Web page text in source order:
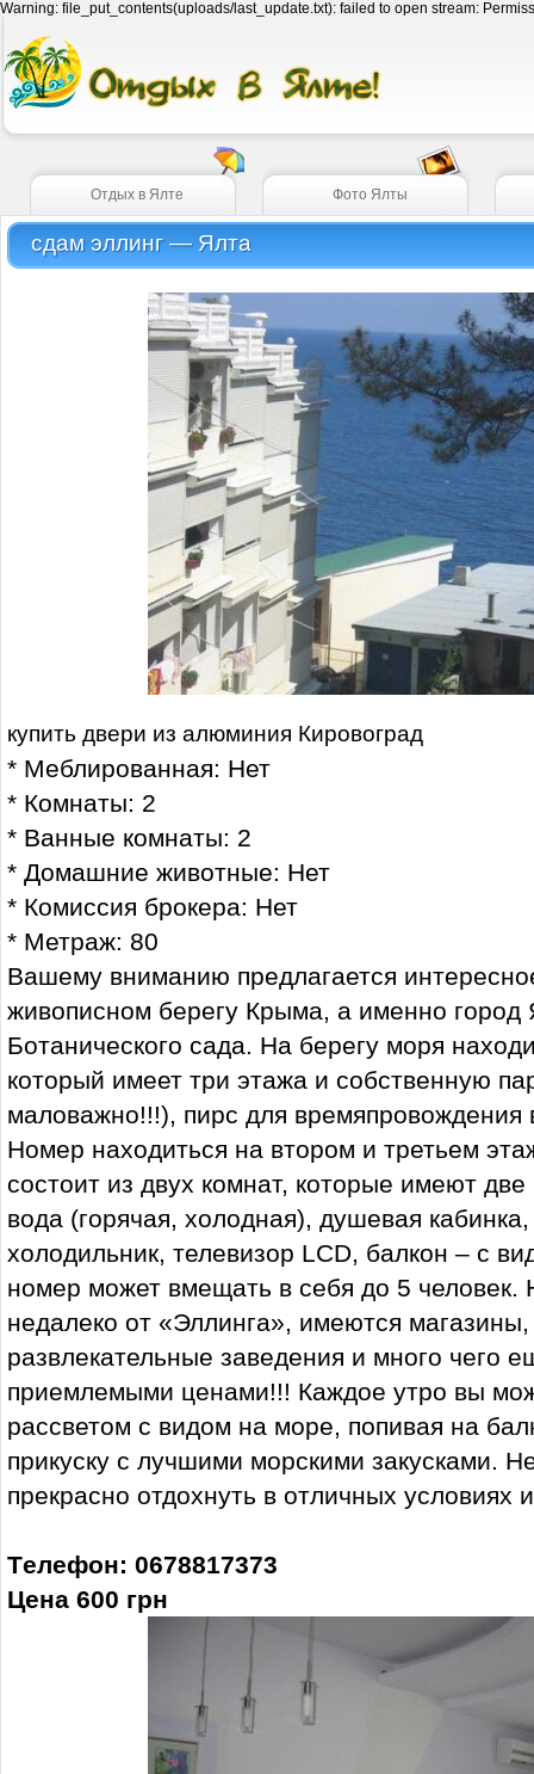
Warning: file_put_contents(uploads/last_update.txt): failed to open stream:
Отдых в Ялте Фото Ялты
сдам эллинг — Ялта
купить двери из алюминия Кировоград
* Меблированная: Нет
* Комнаты: 2
* Ванные комнаты: 2
* Домашние животные: Нет
* Комиссия брокера: Нет
* Метраж: 80
Вашему вниманию предлагается
живописном берегу Крыма, а именно город
Ботанического сада. На берегу моря
который имеет три этажа и собственную
маловажно!!!), пирс для времяпровождения
Номер находиться на втором и третьем
состоит из двух комнат, которые имеют две
вода (горячая, холодная), душевая
холодильник, телевизор LCD, балкон – с
номер может вмещать в себя до 5 человек.
недалеко от «Эллинга», имеются
развлекательные заведения и много чего
приемлемыми ценами!!! Каждое утро вы
рассветом с видом на море, попивая на
прикуску с лучшими морскими закусками.
прекрасно отдохнуть в отличных условиях
Tелефон: 0678817373
Цена 600 грн